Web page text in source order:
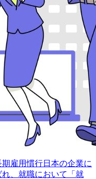
雇用慣行日本の企業に
、就職において「就